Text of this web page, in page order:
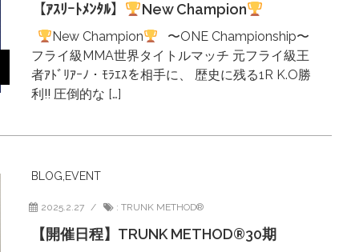
【ｱｽﾘｰﾄﾒﾝﾀﾙ】 New Champion
New Champion
〜ONE Championship〜
フライ級MMA世界タイトルマッチ 元フライ級王
者ｱﾄﾞﾘｱｰﾉ・ﾓﾗｴｽを相手に、 歴史に残る1R K.O勝
利‼︎ 圧倒的な […]
BLOG EVENT
2025.2.27 : TRUNK METHOD®︎
【開催日程】TRUNK METHOD®︎30期